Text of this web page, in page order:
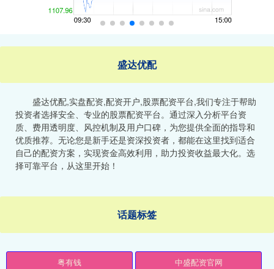
盛达优配
盛达优配,实盘配资,配资开户,股票配资平台,我们专注于帮助
投资者选择安全、专业的股票配资平台。通过深入分析平台资
质、费用透明度、风控机制及用户口碑，为您提供全面的指导和
优质推荐。无论您是新手还是资深投资者，都能在这里找到适合
自己的配资方案，实现资金高效利用，助力投资收益最大化。选
择可靠平台，从这里开始！
话题标签
粤有钱 中盛配资官网